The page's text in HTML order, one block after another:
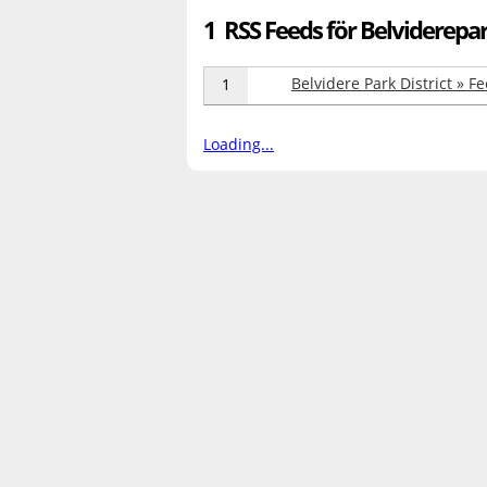
1 RSS Feeds för
1 Belvidere Park District »
Loading...